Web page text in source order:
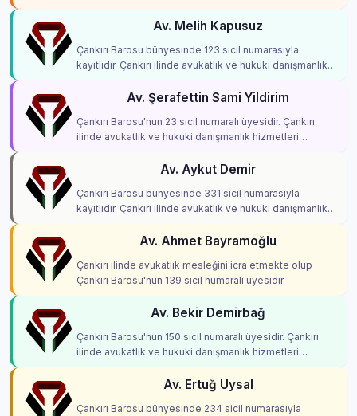
Av. Melih Kapusuz
Çankırı Barosu bünyesinde 123 sicil numarasıyla
kayıtlıdır. Çankırı ilinde avukatlık ve hukuki danışmanlık
Av. Şerafettin Sami Yildirim
Çankırı Barosu'nun 23 sicil numaralı üyesidir. Çankırı
ilinde avukatlık ve hukuki danışmanlık hizmetleri
Av. Aykut Demir
Çankırı Barosu bünyesinde 331 sicil numarasıyla
kayıtlıdır. Çankırı ilinde avukatlık ve hukuki danışmanlık
Av. Ahmet Bayramoğlu
Çankırı ilinde avukatlık mesleğini icra etmekte olup
Çankırı Barosu'nun 139 sicil numaralı üyesidir.
Av. Bekir Demirbağ
Çankırı Barosu'nun 150 sicil numaralı üyesidir. Çankırı
ilinde avukatlık ve hukuki danışmanlık hizmetleri
Av. Ertuğ Uysal
Çankırı Barosu bünyesinde 234 sicil numarasıyla